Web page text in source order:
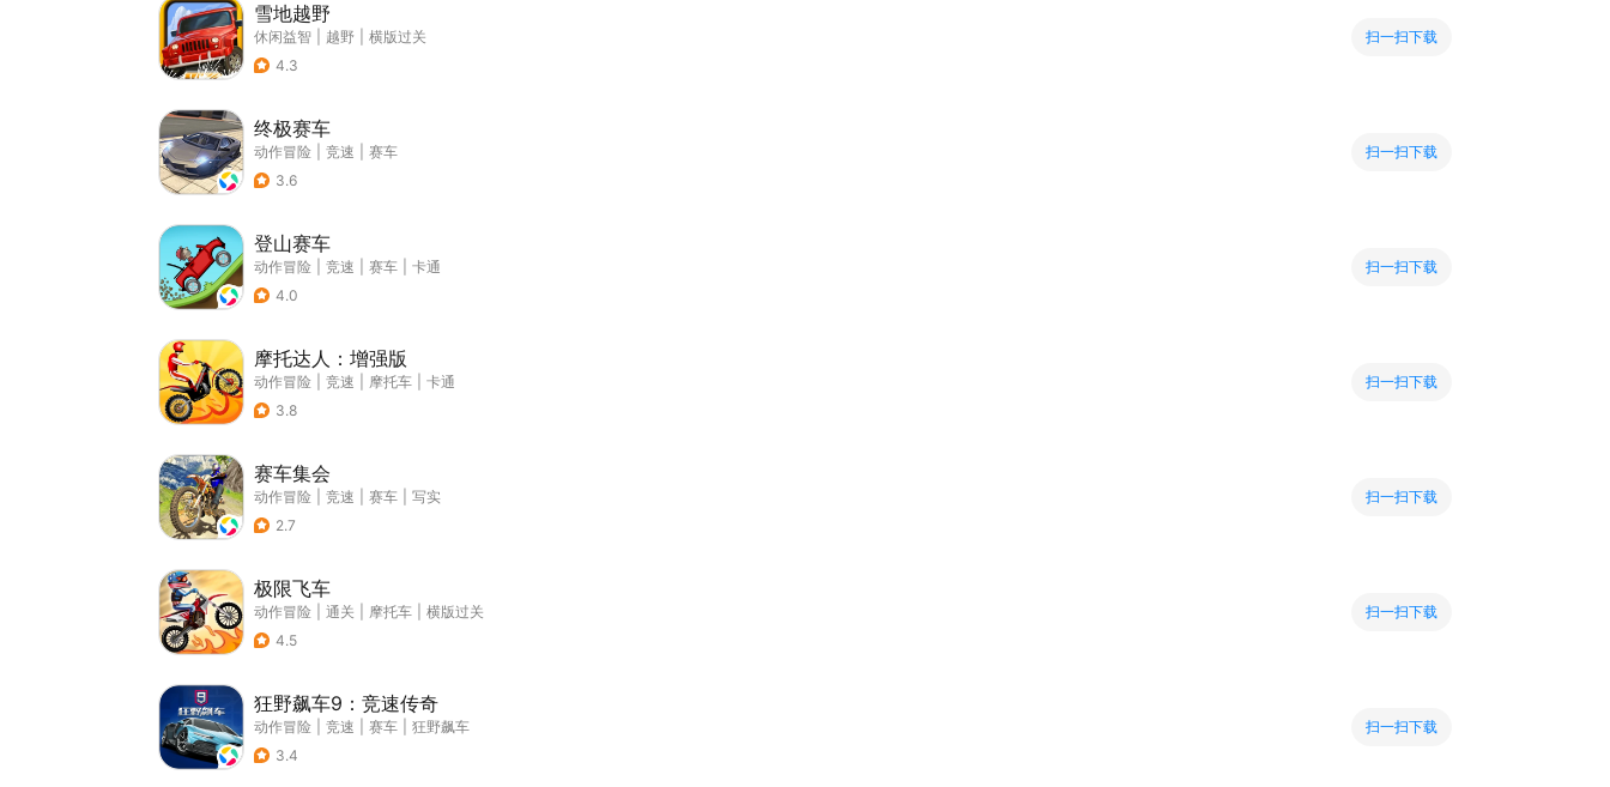
雪地越野
休闲益智 越野
横版过关
4.3
扫一扫下载
终极赛车
动作冒险 竞速
赛车
3.6
扫一扫下载
登山赛车
动作冒险 竞速 赛车
卡通
4.0
扫一扫下载
摩托达人：增强版
动作冒险 竞速 摩托车
卡通
3.8
扫一扫下载
赛车集会
动作冒险 竞速 赛车
写实
2.7
扫一扫下载
极限飞车
动作冒险 通关 摩托车
横版过关
4.5
扫一扫下载
狂野飙车9：竞速传奇
动作冒险 竞速 赛车
狂野飙车
3.4
扫一扫下载